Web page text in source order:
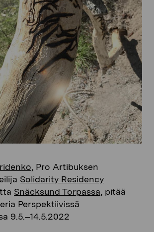
, Pro Artibuksen
Solidarity Residency
Snäcksund Torpassa, pitää
Perspektiivissä
9.5.–14.5.2022